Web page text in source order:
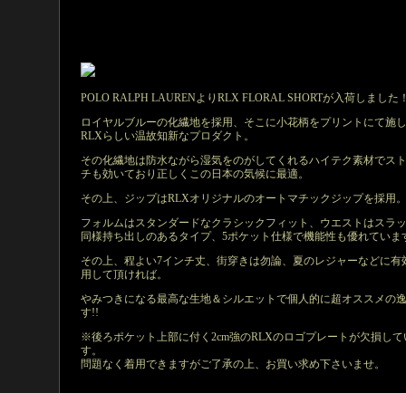
POLO RALPH LAURENよりRLX FLORAL SHORTが入荷しました
ロイヤルブルーの化繊地を採用、そこに小花柄をプリントにて施
RLXらしい温故知新なプロダクト。
その化繊地は防水ながら湿気をのがしてくれるハイテク素材でス
チも効いており正しくこの日本の気候に最適。
その上、ジップはRLXオリジナルのオートマチックジップを採用。
フォルムはスタンダードなクラシックフィット、ウエストはスラ
同様持ち出しのあるタイプ、5ポケット仕様で機能性も優れていま
その上、程よい7インチ丈、街穿きは勿論、夏のレジャーなどに有
用して頂ければ。
やみつきになる最高な生地＆シルエットで個人的に超オススメの
す!!
※後ろポケット上部に付く2cm強のRLXのロゴプレートが欠損して
す。
問題なく着用できますがご了承の上、お買い求め下さいませ。